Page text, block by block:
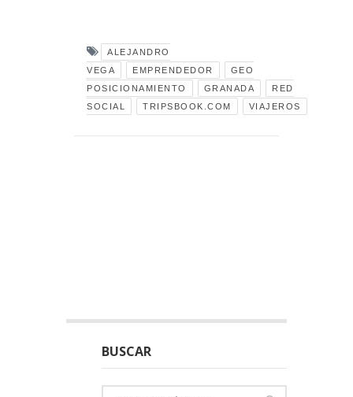
ALEJANDRO
VEGA
EMPRENDEDOR
GEO
POSICIONAMIENTO
GRANADA
RED
SOCIAL
TRIPSBOOK.COM VIAJEROS
BUSCAR